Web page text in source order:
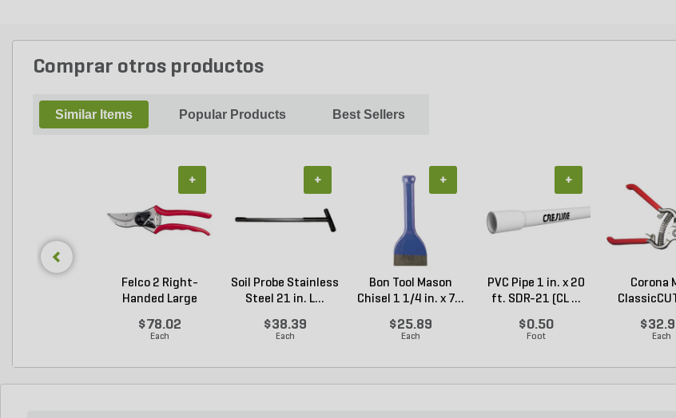
Comprar otros productos
Similar Items Popular Products Best Sellers
Felco 2 Right-
Handed Large
$78.02
Each
+
Soil Probe Stainless
Steel 21 in. L...
$38.39
Each
+
Bon Tool Mason
Chisel 1 1/4 in. x 7...
$25.89
Each
+
PVC Pipe 1 in. x 20
ft. SDR-21 (CL ...
$0.50
Foot
+
Corona
Each